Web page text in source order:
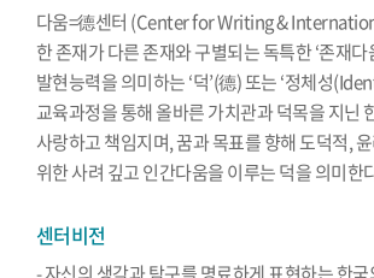
다움=德센터 (Center for Writing &
한 존재가 다른 존재와 구별되는 독특한 ‘존재다
발현능력을 의미하는 ‘덕’(德) 또는 ‘정체성
교육과정을 통해 올바른 가치관과 덕목을 지닌
사랑하고 책임지며, 꿈과 목표를 향해 도덕적,
위한 사려 깊고 인간다움을 이루는 덕을 의미한
센터비전